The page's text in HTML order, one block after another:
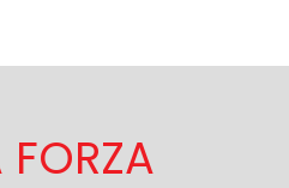
FORZA